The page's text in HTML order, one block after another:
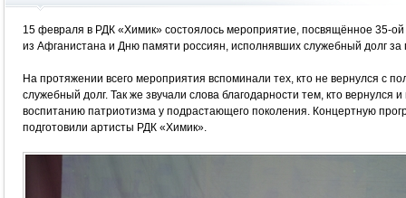
15 февраля в РДК «Химик» состоялось мероприятие, посвящённое 35-ой
из Афганистана и Дню памяти россиян, исполнявших служебный долг за
На протяжении всего мероприятия вспоминали тех, кто не вернулся с
служебный долг. Так же звучали слова благодарности тем, кто вернулся
воспитанию патриотизма у подрастающего поколения. Концертную
подготовили артисты РДК «Химик».